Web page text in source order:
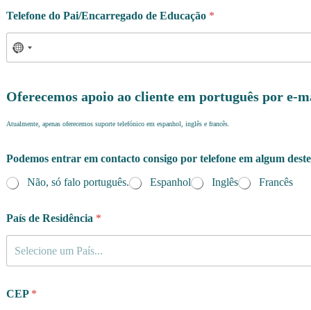
Telefone do Pai/Encarregado de Educação *
Oferecemos apoio ao cliente em português por e-
Atualmente, apenas oferecemos suporte telefónico em espanhol, inglês e francês.
Podemos entrar em contacto consigo por telefone em algum
Não, só falo português.
Espanhol Inglês Francês
País de Residência *
Selecione um País...
CEP *